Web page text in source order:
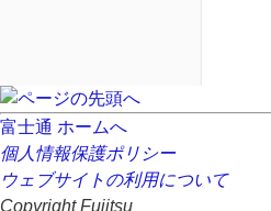
富士通 ホームへ
個人情報保護ポリシー
ウェブサイトの利用について
Copyright Fujitsu